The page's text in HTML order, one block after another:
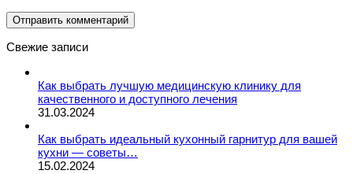
Свежие записи
Как выбрать лучшую медицинскую клинику для
качественного и доступного лечения
31.03.2024
Как выбрать идеальный кухонный гарнитур для вашей
кухни — советы…
15.02.2024